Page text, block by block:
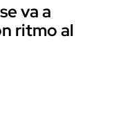
va a
ritmo al